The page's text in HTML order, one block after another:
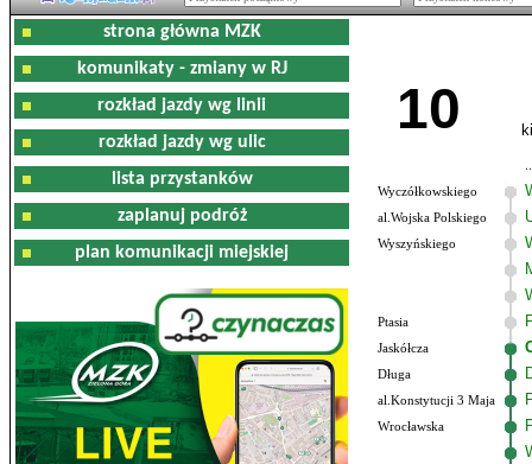
strona główna MZK
komunikaty - zmiany w RJ
rozkład jazdy wg linii
rozkład jazdy wg ulic
lista przystanków
zaplanuj podróż
plan komunikacji miejskiej
10
Wyczółkowskiego
al.Wojska Polskiego
Wyszyńskiego
Ptasia
Jaskółcza
Długa
al.Konstytucji 3 Maja
Wrocławska